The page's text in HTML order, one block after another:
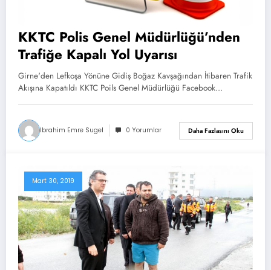
KKTC Polis Genel Müdürlüğü’nden
Trafiğe Kapalı Yol Uyarısı
Girne'den Lefkoşa Yönüne Gidiş Boğaz Kavşağından İtibaren Trafik
Akışına Kapatıldı KKTC Poils Genel Müdürlüğü Facebook…
İbrahim Emre Sugel 0 Yorumlar Daha Fazlasını Oku
Mart 30, 2019